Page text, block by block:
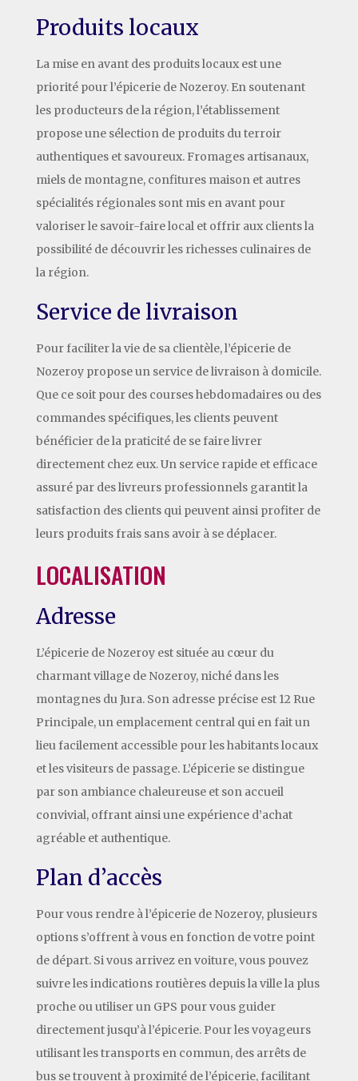
Produits locaux
La mise en avant des produits locaux est une
priorité pour l’épicerie de Nozeroy. En soutenant
les producteurs de la région, l’établissement
propose une sélection de produits du terroir
authentiques et savoureux. Fromages artisanaux,
miels de montagne, confitures maison et autres
spécialités régionales sont mis en avant pour
valoriser le savoir-faire local et offrir aux clients la
possibilité de découvrir les richesses culinaires de
la région.
Service de livraison
Pour faciliter la vie de sa clientèle, l’épicerie de
Nozeroy propose un service de livraison à domicile.
Que ce soit pour des courses hebdomadaires ou des
commandes spécifiques, les clients peuvent
bénéficier de la praticité de se faire livrer
directement chez eux. Un service rapide et efficace
assuré par des livreurs professionnels garantit la
satisfaction des clients qui peuvent ainsi profiter de
leurs produits frais sans avoir à se déplacer.
LOCALISATION
Adresse
L’épicerie de Nozeroy est située au cœur du
charmant village de Nozeroy, niché dans les
montagnes du Jura. Son adresse précise est 12 Rue
Principale, un emplacement central qui en fait un
lieu facilement accessible pour les habitants locaux
et les visiteurs de passage. L’épicerie se distingue
par son ambiance chaleureuse et son accueil
convivial, offrant ainsi une expérience d’achat
agréable et authentique.
Plan d’accès
Pour vous rendre à l’épicerie de Nozeroy, plusieurs
options s’offrent à vous en fonction de votre point
de départ. Si vous arrivez en voiture, vous pouvez
suivre les indications routières depuis la ville la plus
proche ou utiliser un GPS pour vous guider
directement jusqu’à l’épicerie. Pour les voyageurs
utilisant les transports en commun, des arrêts de
bus se trouvent à proximité de l’épicerie, facilitant